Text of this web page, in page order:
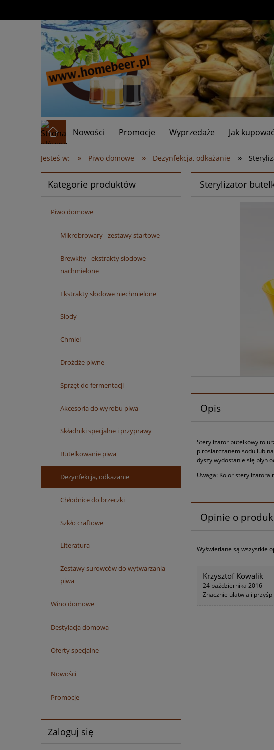
Nowości Promocje Wyprzedaże Jak
Jesteś w: » Piwo domowe » Dezynfekcja, odkażanie »
Kategorie produktów
Piwo domowe
Mikrobrowary - zestawy startowe
Brewkity - ekstrakty słodowe
nachmielone
Ekstrakty słodowe niechmielone
Słody
Chmiel
Drożdże piwne
Sprzęt do fermentacji
Akcesoria do wyrobu piwa
Składniki specjalne i przyprawy
Butelkowanie piwa
Dezynfekcja, odkażanie
Chłodnice do brzeczki
Szkło craftowe
Literatura
Zestawy surowców do wytwarzania
piwa
Wino domowe
Destylacja domowa
Oferty specjalne
Nowości
Promocje
Zaloguj się
Sterylizator
Opis
Sterylizator butelkowy to
pirosiarczanem sodu lub
dyszy wydostanie się płyn
Uwaga: Kolor sterylizatora
Opinie o
Wyświetlane są wszystkie
Krzysztof Kowalik
24 października 2016
Znacznie ułatwia i